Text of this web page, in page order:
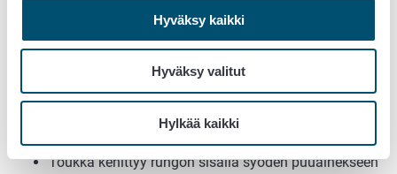
Hyväksy kaikki
Hyväksy valitut
Hylkää kaikki
aasianrunkojäärän vioituksen kanssa. Aasianrunkojäärän
ulostulosreiät sijaitsevat kuitenkin ylempänä puussa.
Elinkierto ja leviäminen
Aasianrunkojäärä munii puunrunkoon. Se käyttää
isäntäkasveina sekä terveitä että heikentyneitä puita.
Toukka kehittyy rungon sisällä syöden puuainekseen